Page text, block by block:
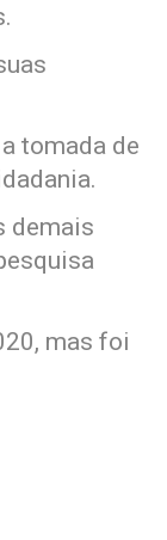
tomada de
demais
mas foi